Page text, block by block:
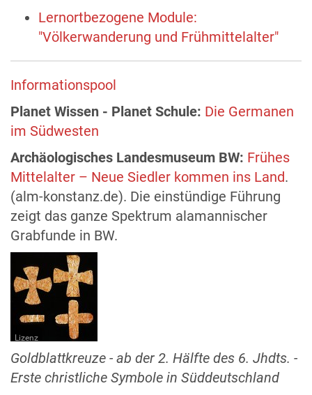
Lernortbezogene Module:
"Völkerwanderung und Frühmittelalter"
Informationspool
Planet Wissen - Planet Schule: Die Germanen
im Südwesten
Archäologisches Landesmuseum BW: Frühes
Mittelalter – Neue Siedler kommen ins Land.
(alm-konstanz.de). Die einstündige Führung
zeigt das ganze Spektrum alamannischer
Grabfunde in BW.
Lizenz
Goldblattkreuze - ab der 2. Hälfte des 6. Jhdts. -
Erste christliche Symbole in Süddeutschland